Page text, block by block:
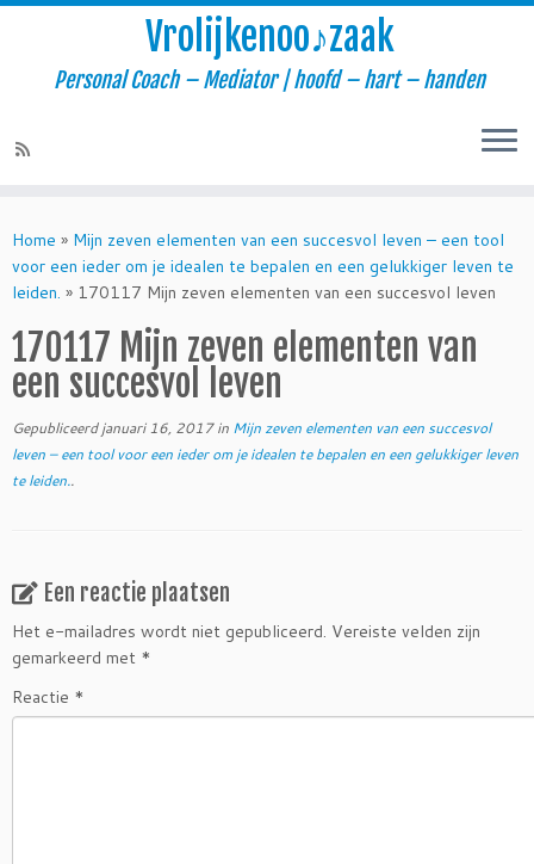
to
content
Vrolijkenoo♪zaak
Personal Coach – Mediator | hoofd – hart – handen
Home » Mijn zeven elementen van een succesvol leven – een tool
voor een ieder om je idealen te bepalen en een gelukkiger leven te
leiden. » 170117 Mijn zeven elementen van een succesvol leven
170117 Mijn zeven elementen van
een succesvol leven
Gepubliceerd januari 16, 2017in Mijn zeven elementen van een succesvol
leven – een tool voor een ieder om je idealen te bepalen en een gelukkiger leven
te leiden..
Een reactie plaatsen
Het e-mailadres wordt niet gepubliceerd. Vereiste velden zijn
gemarkeerd met *
Reactie *